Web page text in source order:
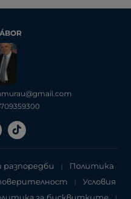
разпоредби |
Политика
|
Условия
за бисквитките